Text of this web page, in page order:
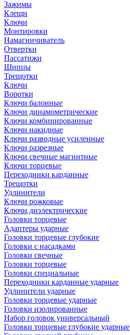
Зажимы
Клещи
Ключи
Монтировки
Намагничиватель
Отвертки
Пассатижи
Щипцы
Трещотки
Ключи
Воротки
Ключи балонные
Ключи динамометрические
Ключи комбинированные
Ключи накидные
Ключи разводные усиленные
Ключи разрезные
Ключи свечные магнитные
Ключи торцевые
Переходники карданные
Трещотки
Удлинители
Ключи рожковые
Ключи диэлектрические
Головки торцевые
Адаптеры ударные
Головки торцевые глубокие
Головки с насадками
Головки свечные
Головки торцевые
Головки специальные
Переходники карданные ударные
Удлинители ударные
Головки торцевые ударные
Головки изолированные
Набор головок универсальный
Головки торцевые глубокие ударные